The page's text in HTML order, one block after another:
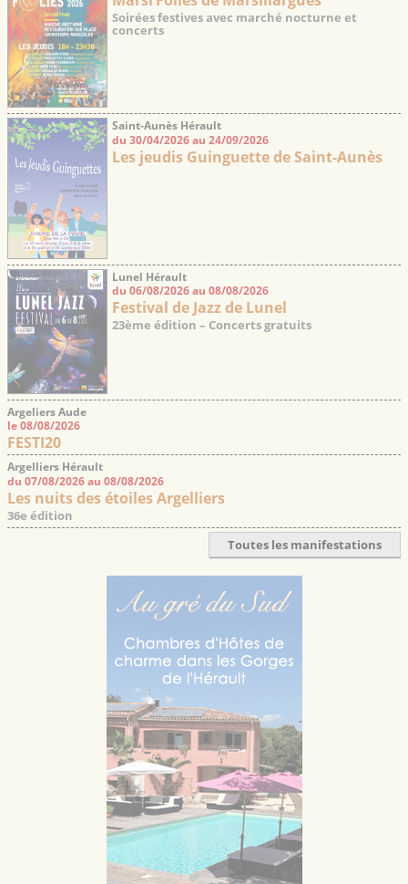
Soirées festives avec marché nocturne et
concerts
Saint-Aunès Hérault
du 30/04/2026 au 24/09/2026
Les jeudis Guinguette de Saint-Aunès
Lunel Hérault
du 06/08/2026 au 08/08/2026
Festival de Jazz de Lunel
23ème édition – Concerts gratuits
Argeliers Aude
le 08/08/2026
FESTI20
Argelliers Hérault
du 07/08/2026 au 08/08/2026
Les nuits des étoiles Argelliers
36e édition
Toutes les manifestations